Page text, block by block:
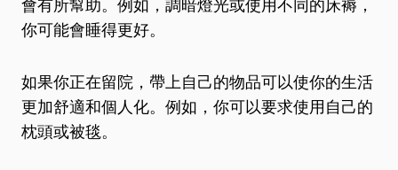
會有所幫助。例如，調暗燈光或使用不同的床褥，
你可能會睡得更好。
如果你正在留院，帶上自己的物品可以使你的生活
更加舒適和個人化。例如，你可以要求使用自己的
枕頭或被毯。